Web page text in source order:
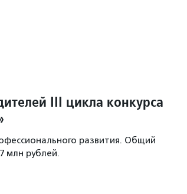
III цикла конкурса
развития. Общий
млн рублей.